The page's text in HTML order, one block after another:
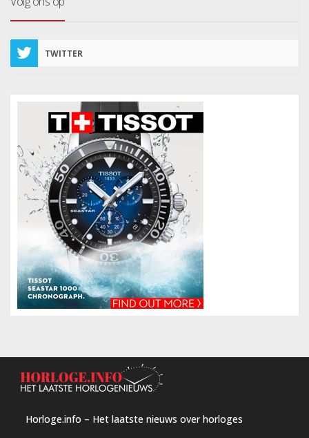
TWITTER
Horloge.info – Het laatste nieuws over horloges